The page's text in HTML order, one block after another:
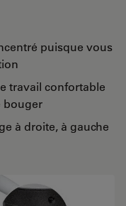
puisque vous
travail confortable
bouger
à droite, à gauche